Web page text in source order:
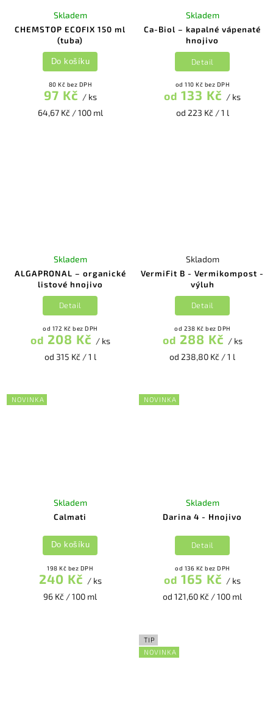
CHEMSTOP ECOFIX 150 ml
(tuba)
Skladem
80 Kč bez DPH
97 Kč / ks
64,67 Kč / 100 ml
Do košíku
Ca-Biol – kapalné vápenaté
hnojivo
Skladem
od 110 Kč bez DPH
od 133 Kč / ks
od 223 Kč / 1 l
Detail
ALGAPRONAL – organické
listové hnojivo
Skladem
od 172 Kč bez DPH
od 208 Kč / ks
od 315 Kč / 1 l
Detail
VermiFit B - Vermikompost -
výluh
Skladom
od 238 Kč bez DPH
od 288 Kč / ks
od 238,80 Kč / 1 l
Detail
NOVINKA
Calmati
Skladem
198 Kč bez DPH
240 Kč / ks
96 Kč / 100 ml
Do košíku
NOVINKA
Darina 4 - Hnojivo
Skladem
od 136 Kč bez DPH
od 165 Kč / ks
od 121,60 Kč / 100 ml
Detail
TIP
NOVINKA